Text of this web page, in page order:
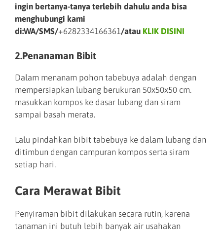
ingin bertanya-tanya terlebih dahulu anda bisa
menghubungi kami
di:WA/SMS/+6282334166361 /atau KLIK DISINI
2.Penanaman Bibit
Dalam menanam pohon tabebuya adalah dengan
mempersiapkan lubang berukuran 50x50x50 cm.
masukkan kompos ke dasar lubang dan siram
sampai basah merata.
Lalu pindahkan bibit tabebuya ke dalam lubang dan
ditimbun dengan campuran kompos serta siram
setiap hari.
Cara Merawat Bibit
Penyiraman bibit dilakukan secara rutin, karena
tanaman ini butuh lebih banyak air usahakan